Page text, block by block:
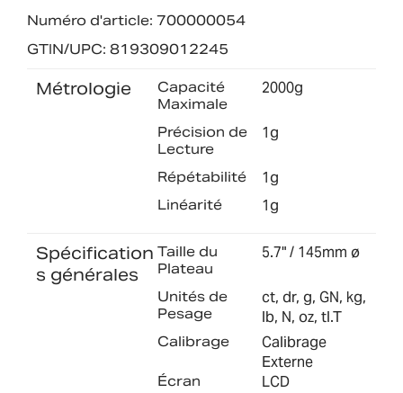
Numéro d'article: 700000054
GTIN/UPC: 819309012245
Métrologie
Capacité
Maximale
2000g
Précision de
Lecture
1g
Répétabilité 1g
Linéarité 1g
Spécification
s générales
Taille du
Plateau
5.7" / 145mm ø
Unités de
Pesage
ct, dr, g, GN, kg,
lb, N, oz, tl.T
Calibrage
Calibrage
Externe
Écran
LCD